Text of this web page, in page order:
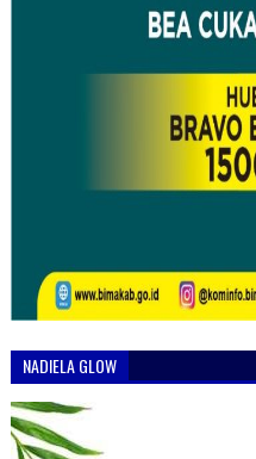
NADIELA GLOW